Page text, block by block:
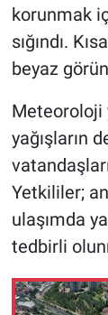
korunmak
sığındı.
beyaz
Meteoroloji
yağışların
Yetkililer;
ulaşımda
tedbirli